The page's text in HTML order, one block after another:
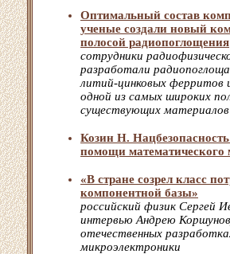
Оптимальный состав
ученые создали новый
полосой радиопоглощения
сотрудники
разработали
литий-цинковых ферритов
одной из самых широких
существующих материалов
Козин Н.
помощи математического
«В стране созрел класс
компонентной базы»
российский физик Сергей
интервью Андрею
отечественных
микроэлектроники